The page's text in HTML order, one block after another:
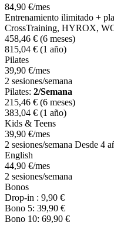
84,90 €/mes
Entrenamiento ilimitado +
CrossTraining, HYROX,
458,46 € (6 meses)
815,04 € (1 año)
Pilates
39,90 €/mes
2 sesiones/semana
Pilates: 2/Semana
215,46 € (6 meses)
383,04 € (1 año)
Kids & Teens
39,90 €/mes
2 sesiones/semana Desde 4
English
44,90 €/mes
2 sesiones/semana
Bonos
Drop-in : 9,90 €
Bono 5: 39,90 €
Bono 10: 69,90 €